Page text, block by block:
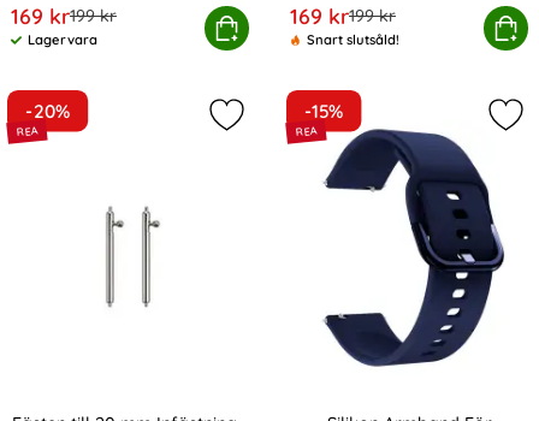
rea pris
169 krtidigare pris
199 kr
Tillgänglighet:
Lagervara
Köp
I Ihåligt Silikon (20mm) - Mörk Röd
rea pris
169 krtidigare pris
199 kr
Snart slutsåld!
Köp
Träningsarmband I Ihåligt
-20%
Markera fästen till 20 mm
-15%